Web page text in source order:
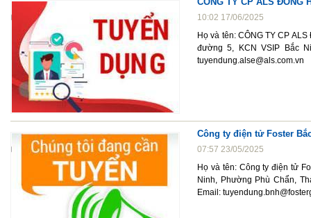
10:02 17/06/2025
Họ và tên: CÔNG TY CP
đường 5, KCN VSIP Bắc
tuyendung.alse@als.com.vn
Công ty điện tử Foster
07:57 23/05/2025
Họ và tên: Công ty điện tử
Ninh, Phường Phù Chẩn,
Email: